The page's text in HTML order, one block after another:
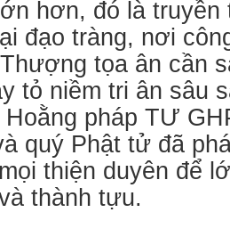
hơn, đó là truyền
đạo tràng, nơi
tọa ân cần
tỏ niềm tri ân sâu
pháp TƯ
quý Phật tử đã
thiện duyên để
thành tựu.